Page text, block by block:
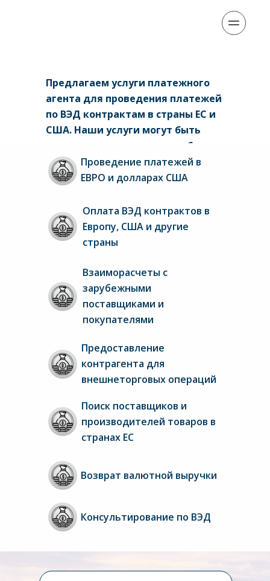
Предлагаем услуги платежного
агента для проведения платежей
по ВЭД контрактам в страны ЕС и
США. Наши услуги могут быть
полезны клиентам вашего банка:
Оплата ВЭД контрактов в
Европу, США и другие
страны
Проведение платежей в
ЕВРО и долларах США
Поиск поставщиков и
производителей товаров в
странах ЕС
Предоставление
контрагента для
внешнеторговых операций
Взаиморасчеты с
зарубежными
поставщиками и
покупателями
Возврат валютной выручки
Консультирование по ВЭД